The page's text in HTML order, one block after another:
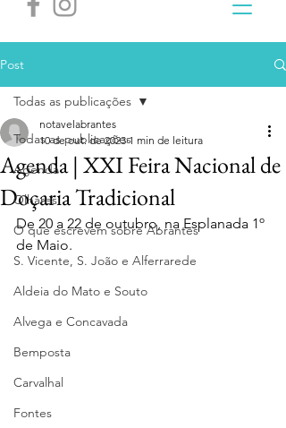
Post
Todas as publicações
Agenda
Olhares
O que escrevem sobre Abrantes
S. Vicente, S. João e Alferrarede
Aldeia do Mato e Souto
Alvega e Concavada
Bemposta
Carvalhal
Fontes
Todas as publicações
Agenda | XXI Feira Nacional de
Doçaria Tradicional
notavelabrantes
10 de out. de 2023 1 min de leitura
De 20 a 22 de outubro, na Esplanada 1º
de Maio.